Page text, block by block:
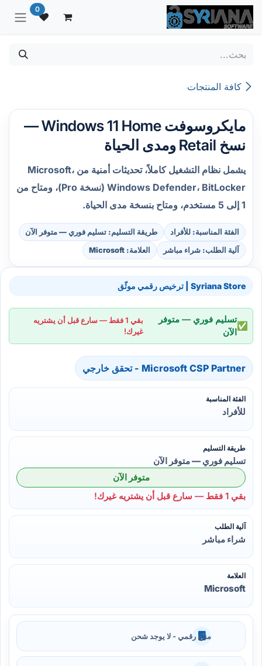
تخطي للذهاب إلى المحتوى 0
كافة المنتجات
مايكروسوفت Windows 11 Home —
نسخ Retail ومدى الحياة
يشمل نظام التشغيل كاملاً، تحديثات أمنية من Microsoft،
Windows Defender، BitLocker (نسخة Pro)، ومتاح من
1 إلى 5 مستخدم، ومتاح بنسخة مدى الحياة.
الفئة المناسبة: للأفراد طريقة التسليم: تسليم فوري — متوفر الآن
آلية الطلب: شراء مباشر العلامة: Microsoft
Syriana Store | ترخيص رقمي موثّق
✅
تسليم فوري — متوفر
الآن
بقي 1 فقط — سارع قبل أن يشتريه
غيرك!
Microsoft CSP Partner - تحقق خارجي
الفئة المناسبة
للأفراد
طريقة التسليم
تسليم فوري — متوفر الآن
متوفر الآن
بقي 1 فقط — سارع قبل أن يشتريه غيرك!
آلية الطلب
شراء مباشر
العلامة
Microsoft
منتج رقمي - لا يوجد شحن